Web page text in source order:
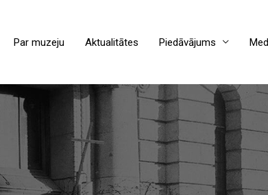
Par muzeju Aktualitātes Piedāvājums